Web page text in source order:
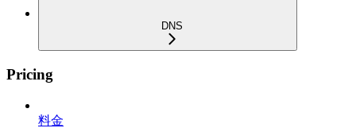
DNS
Pricing
料金